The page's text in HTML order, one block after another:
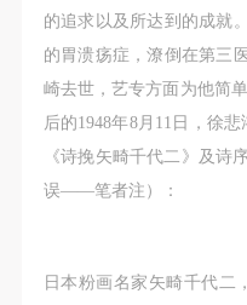
的追求以及所达到的成就
的胃溃疡症，潦倒在第三
崎去世，艺专方面为他简
后的1948年8月11日，徐
《诗挽矢畸千代二》及诗
误——笔者注）：
日本粉画名家矢畸千代二